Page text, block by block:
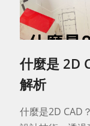
什麼是 2D
解析
什麼是2D CAD